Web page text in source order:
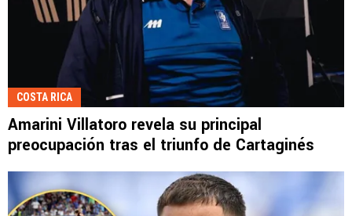
COSTA RICA
Amarini Villatoro revela su principal
preocupación tras el triunfo de Cartaginés